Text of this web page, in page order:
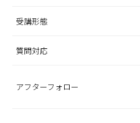
受講形態
質問対応
アフターフォロー